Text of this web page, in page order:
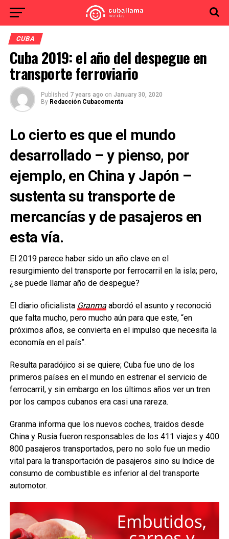
CUBA
Cuba 2019: el año del despegue en
transporte ferroviario
Published 7 years ago on January 30, 2020
By Redacción Cubacomenta
Lo cierto es que el mundo
desarrollado – y pienso, por
ejemplo, en China y Japón –
sustenta su transporte de
mercancías y de pasajeros en
esta vía.
El 2019 parece haber sido un año clave en el
resurgimiento del transporte por ferrocarril en la isla; pero,
¿se puede llamar año de despegue?
El diario oficialista Granmaabordó el asunto y reconoció
que falta mucho, pero mucho aún para que este, “en
próximos años, se convierta en el impulso que necesita la
economía en el país”.
Resulta paradójico si se quiere; Cuba fue uno de los
primeros países en el mundo en estrenar el servicio de
ferrocarril, y sin embargo en los últimos años ver un tren
por los campos cubanos era casi una rareza.
Granma informa que los nuevos coches, traidos desde
China y Rusia fueron responsables de los 411 viajes y 400
800 pasajeros transportados, pero no solo fue un medio
vital para la transportación de pasajeros sino su índice de
consumo de combustible es inferior al del transporte
automotor.